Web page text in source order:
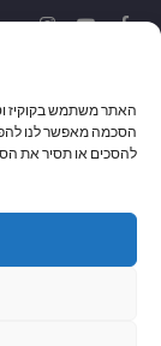
האתר משתמש בקוקיז
הסכמה מאפשר לנו
להסכים או תסיר את